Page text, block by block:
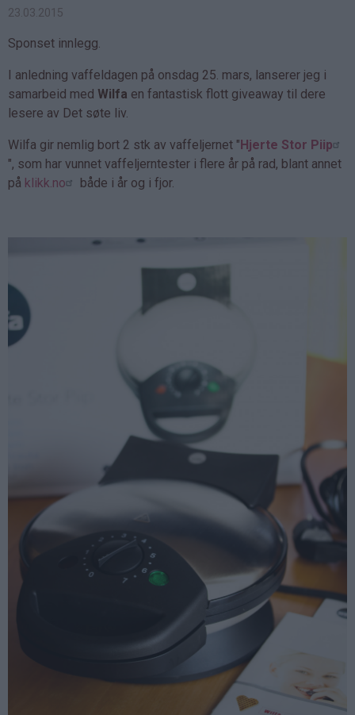
23.03.2015
Sponset innlegg.
I anledning vaffeldagen på onsdag 25. mars, lanserer jeg i
samarbeid med Wilfa en fantastisk flott giveaway til dere
lesere av Det søte liv.
Wilfa gir nemlig bort 2 stk av vaffeljernet "Hjerte Stor Piip
", som har vunnet vaffeljerntester i flere år på rad, blant annet
på klikk.no både i år og i fjor.